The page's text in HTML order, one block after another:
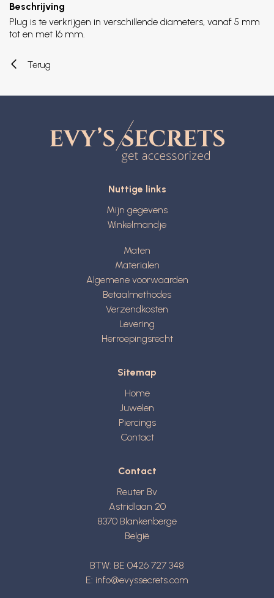
Beschrijving
Plug is te verkrijgen in verschillende diameters, vanaf 5 mm
tot en met 16 mm.
Terug
Nuttige links
Mijn gegevens
Winkelmandje
Maten
Materialen
Algemene voorwaarden
Betaalmethodes
Verzendkosten
Levering
Herroepingsrecht
Sitemap
Home
Juwelen
Piercings
Contact
Contact
Reuter Bv
Astridlaan 20
8370 Blankenberge
België
BTW: BE 0426 727 348
E: info@evyssecrets.com